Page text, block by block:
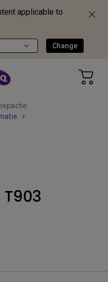
applicable to
Change
T903